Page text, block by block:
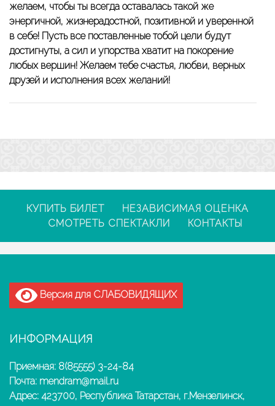
желаем, чтобы ты всегда оставалась такой же
энергичной, жизнерадостной, позитивной и уверенной
в себе! Пусть все поставленные тобой цели будут
достигнуты, а сил и упорства хватит на покорение
любых вершин! Желаем тебе счастья, любви, верных
друзей и исполнения всех желаний!
КУПИТЬ БИЛЕТ
НЕЗАВИСИМАЯ ОЦЕНКА
СМОТРЕТЬ СПЕКТАКЛИ
КОНТАКТЫ
Версия для СЛАБОВИДЯЩИХ
ИНФОРМАЦИЯ
Приемная: 8(85555) 3-24-84
Почта: mendram@mail.ru
Адрес: 423700, Республика Татарстан, г.Мензелинск,